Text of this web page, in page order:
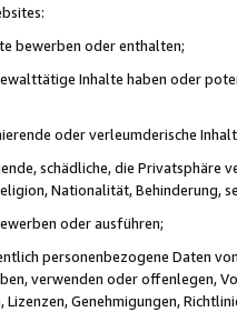
bewerben oder enthalten;
Inhalte haben oder
oder verleumderische
schädliche, die Privatsphäre
Nationalität, Behinderung,
oder ausführen;
personenbezogene Daten
verwenden oder offenlegen,
Genehmigungen,